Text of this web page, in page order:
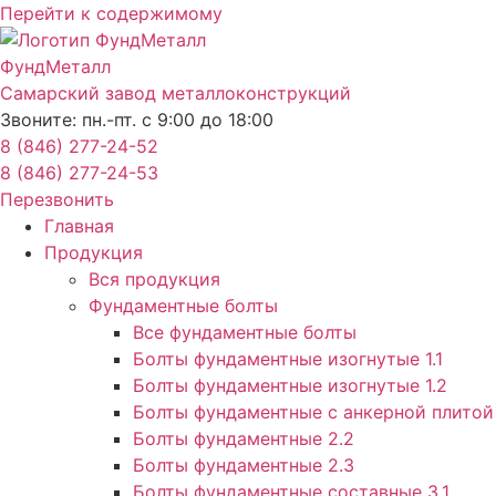
Перейти к содержимому
ФундМеталл
Самарский завод металлоконструкций
Звоните: пн.-пт. с 9:00 до 18:00
8 (846) 277-24-52
8 (846) 277-24-53
Перезвонить
Главная
Продукция
Вся продукция
Фундаментные болты
Все фундаментные болты
Болты фундаментные изогнутые 1.1
Болты фундаментные изогнутые 1.2
Болты фундаментные с анкерной плитой
Болты фундаментные 2.2
Болты фундаментные 2.3
Болты фундаментные составные 3.1